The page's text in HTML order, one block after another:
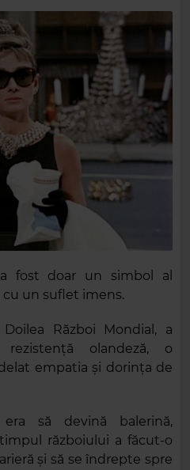
fost doar un simbol al
cu un suflet imens.
Război Mondial, a
olandeză, o
empatia și dorința de
să devină balerină,
războiului a făcut-o
și să se îndrepte spre